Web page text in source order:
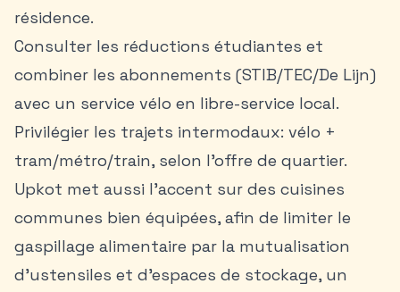
résidence.
Consulter les réductions étudiantes et
combiner les abonnements (STIB/TEC/De Lijn)
avec un service vélo en libre-service local.
Privilégier les trajets intermodaux: vélo +
tram/métro/train, selon l’offre de quartier.
Upkot met aussi l’accent sur des cuisines
communes bien équipées, afin de limiter le
gaspillage alimentaire par la mutualisation
d’ustensiles et d’espaces de stockage, un